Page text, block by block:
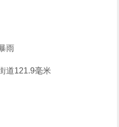
雨
道121.9毫米